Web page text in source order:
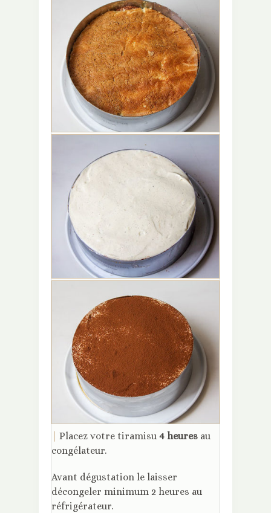
Placez votre tiramisu 4 heures au
congélateur.
Avant dégustation le laisser
décongeler minimum 2 heures au
réfrigérateur.